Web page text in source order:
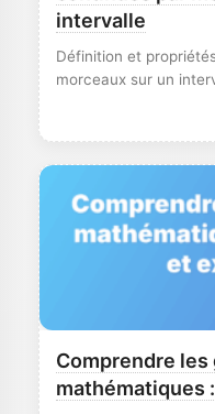
intervalle
Définition et
morceaux sur un
Comprendre les
mathématiques